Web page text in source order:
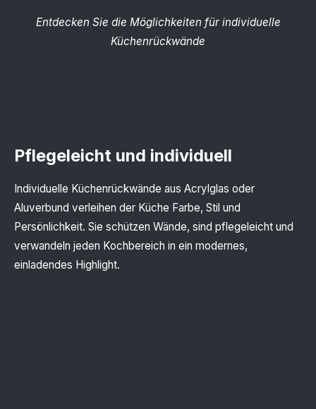
Entdecken Sie die Möglichkeiten für individuelle
Küchenrückwände
Pflegeleicht und individuell
Individuelle Küchenrückwände aus Acrylglas oder
Aluverbund verleihen der Küche Farbe, Stil und
Persönlichkeit. Sie schützen Wände, sind pflegeleicht und
verwandeln jeden Kochbereich in ein modernes,
einladendes Highlight.